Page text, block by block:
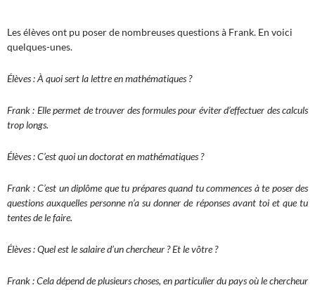
Les élèves ont pu poser de nombreuses questions à Frank. En voici
quelques-unes.
Élèves : À quoi sert la lettre en mathématiques ?
Frank : Elle permet de trouver des formules pour éviter d’effectuer des calculs
trop longs.
Élèves : C’est quoi un doctorat en mathématiques ?
Frank : C’est un diplôme que tu prépares quand tu commences à te poser des
questions auxquelles personne n’a su donner de réponses avant toi et que tu
tentes de le faire.
Élèves : Quel est le salaire d’un chercheur ? Et le vôtre ?
Frank : Cela dépend de plusieurs choses, en particulier du pays où le chercheur